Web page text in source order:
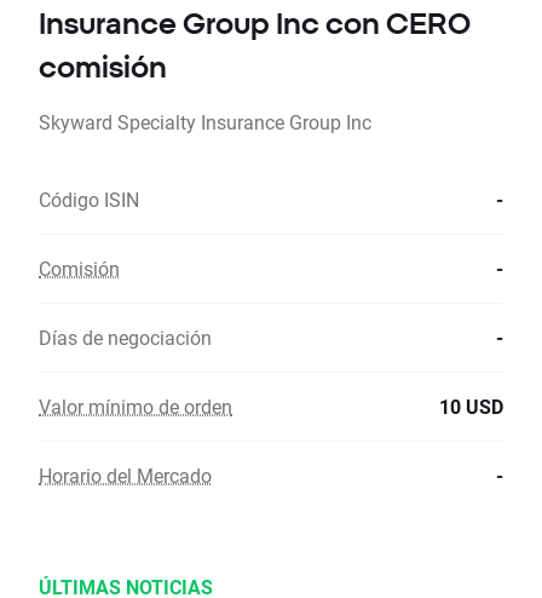
Insurance Group Inc con CERO
comisión
Skyward Specialty Insurance Group Inc
Código ISIN -
Comisión -
Días de negociación -
Valor mínimo de orden 10 USD
Horario del Mercado -
ÚLTIMAS NOTICIAS